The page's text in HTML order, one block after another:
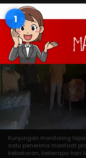
Kunjungan monitoring
satu penerima manfaat
kebakaran, beberapa hari